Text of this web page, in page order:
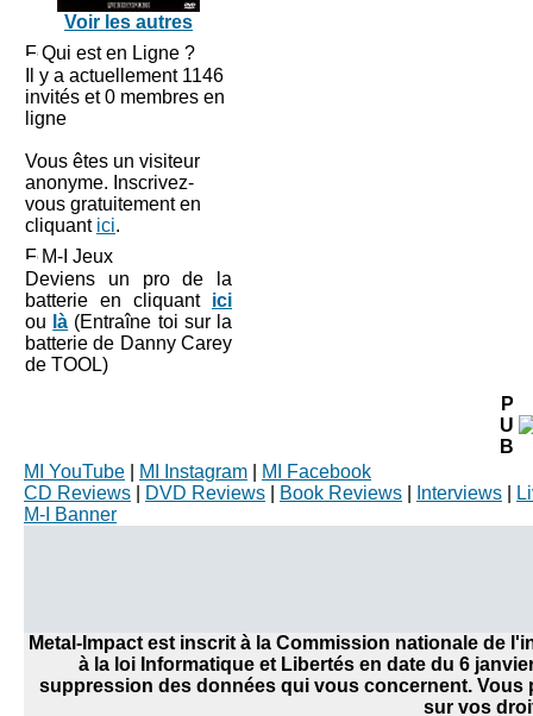
Voir les autres
Qui est en Ligne ?
Il y a actuellement 1146
invités et 0 membres en
ligne
Vous êtes un visiteur
anonyme. Inscrivez-
vous gratuitement en
cliquant ici.
M-I Jeux
Deviens un pro de la
batterie en cliquant ici
ou là (Entraîne toi sur la
batterie de Danny Carey
de TOOL)
P
U
B
MI YouTube
MI Instagram
MI Facebook
CD Reviews
DVD Reviews Book Reviews Interviews
M-I Banner
Metal-Impact est inscrit à la Commission nationale de
à la loi Informatique et Libertés en date du 6
suppression des données qui vous concernent.
sur vos